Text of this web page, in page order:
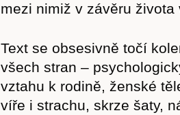
mezi nimiž v závěru
Text se obsesivně točí
všech stran –
vztahu k rodině, ženské
víře i strachu, skrze šaty,